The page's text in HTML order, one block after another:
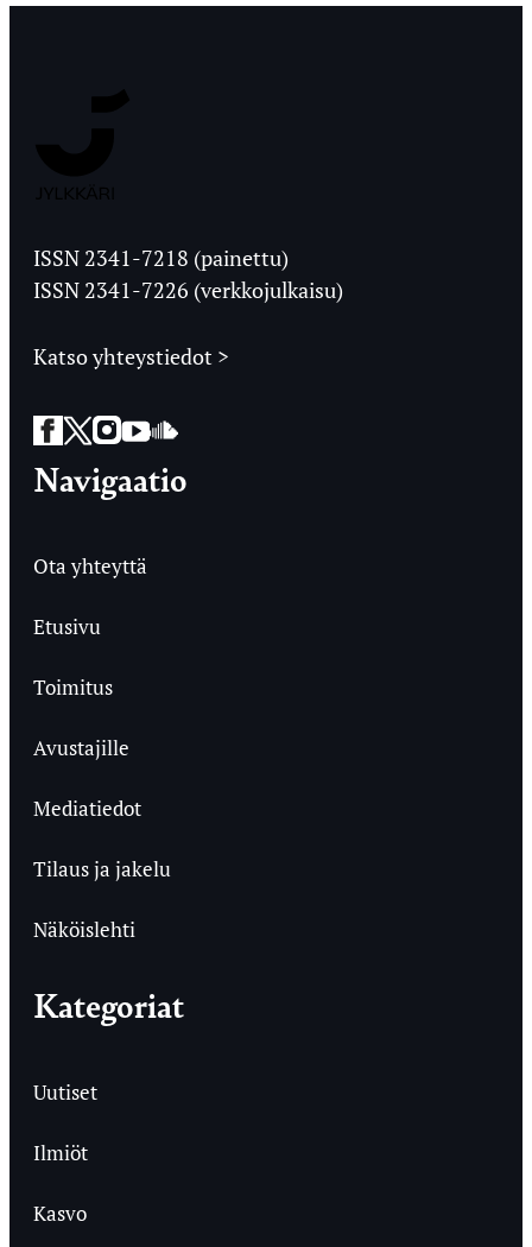
Ylioppilaslehti
ISSN 2341-7218 (painettu)
ISSN 2341-7226 (verkkojulkaisu)
Katso yhteystiedot >
Facebook
Twitter
Instagram
YouTube
SoundCloud
Navigaatio
Ota yhteyttä
Etusivu
Toimitus
Avustajille
Mediatiedot
Tilaus ja jakelu
Näköislehti
Kategoriat
Uutiset
Ilmiöt
Kasvo